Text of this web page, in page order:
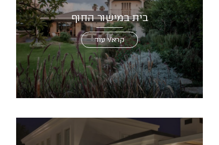
בית במישור החוף
קרא/י עוד